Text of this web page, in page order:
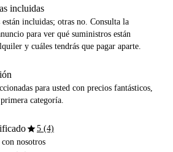
incluidas
incluidas; otras no. Consulta la
para ver qué suministros están
y cuáles tendrás que pagar aparte.
para usted con precios fantásticos,
categoría.
star5 (4)
con nosotros